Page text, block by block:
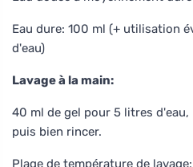
Eau dure: 100 ml (+ utilisation
d'eau)
Lavage à la main:
40 ml de gel pour 5 litres
puis bien rincer.
Plage de température de